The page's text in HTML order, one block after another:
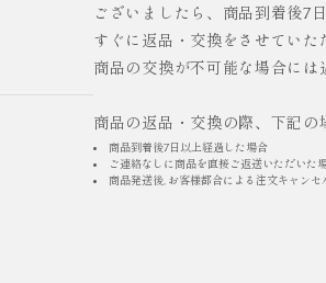
ございましたら、商品到着後7
すぐに返品・交換をさせていた
商品の交換が不可能な場合には
商品の返品・交換の際、下記の
商品到着後7日以上経過した場合
ご連絡なしに商品を直接ご返送いただいた
商品発送後, お客様都合による注文キャンセ